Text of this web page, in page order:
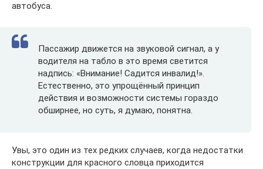
автобуса.
Пассажир движется на звуковой сигнал, а у
водителя на табло в это время светится
надпись: «Внимание! Садится инвалид!».
Естественно, это упрощённый принцип
действия и возможности системы гораздо
обширнее, но суть, я думаю, понятна.
Увы, это один из тех редких случаев, когда недостатки
конструкции для красного словца приходится